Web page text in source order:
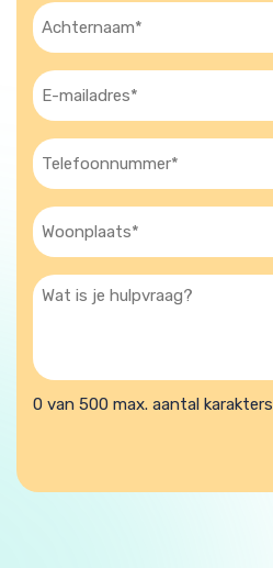
Achternaam
(Vereist)
E-
mailadres
(Vereist)
Telefoon
(Vereist)
Woonplaats
(Vereist)
Wat
hulpvraag?
0 van 500 max. aantal karakters